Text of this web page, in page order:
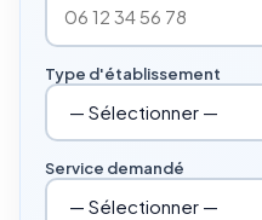
Type d'établissement
Service demandé